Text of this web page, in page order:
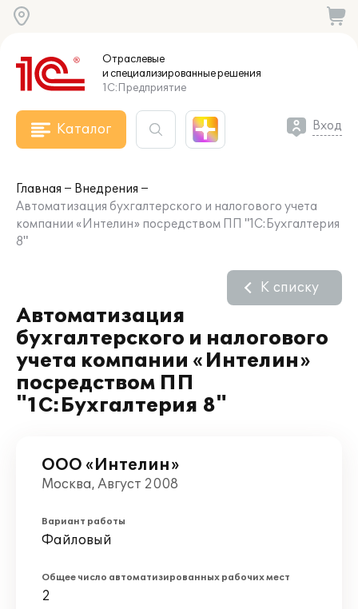
Отраслевые
и специализированныерешения
1С:Предприятие
Каталог Вход
Главная
Внедрения
Автоматизация бухгалтерского и налогового учета
компании «Интелин» посредством ПП "1С:Бухгалтерия
8"
Автоматизация
бухгалтерского и налогового
учета компании «Интелин»
посредством ПП
"1С:Бухгалтерия 8"
К списку
ООО «Интелин»
Москва, Август 2008
Вариант работы
Файловый
Общее число автоматизированных рабочих мест
2